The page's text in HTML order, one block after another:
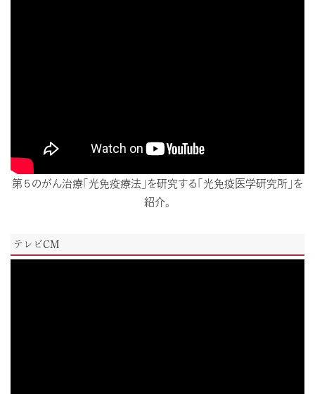
第５のがん治療「光免疫療法」を研究する「光免疫医学研究所」を
紹介。
テレビCM